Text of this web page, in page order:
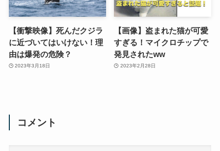
【衝撃映像】死んだクジラ
に近づいてはいけない！理
由は爆発の危険？
2023年3月18日
【画像】盗まれた猫が可愛
すぎる！マイクロチップで
発見されたww
2023年2月28日
コメント